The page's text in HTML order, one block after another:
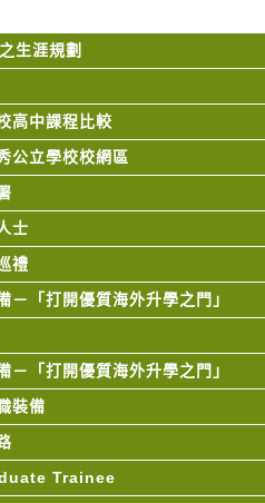
生涯規劃
高中課程比較
公立學校校網區
士
禮
－「打開優質海外升學之門」
－「打開優質海外升學之門」
裝備
Trainee